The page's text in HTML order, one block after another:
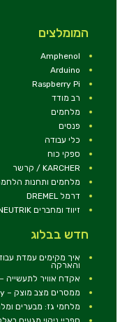
המומלצים
Amphenol
Arduino
Raspberry Pi
רב מודד
מלחמים
פנסים
כלי עבודה
ספקי כוח
KARCHER / קרשר
מלחמים ותחנות
דרמל DREMEL
זיווד ומחברים NEUTRIK
חדש בבלוג
והארקה
אקדח אוויר
ממסרים מצב מוצק – Solid State Relay
מלחמי גז: מבערים